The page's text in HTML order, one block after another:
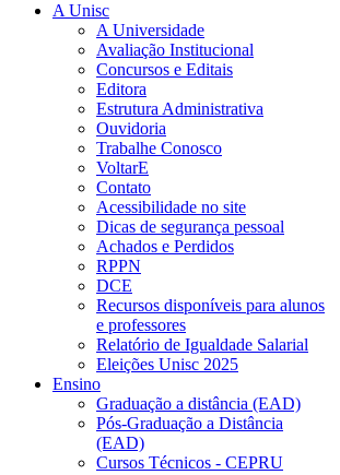
A Unisc
A Universidade
Avaliação Institucional
Concursos e Editais
Editora
Estrutura Administrativa
Ouvidoria
Trabalhe Conosco
VoltarE
Contato
Acessibilidade no site
Dicas de segurança pessoal
Achados e Perdidos
RPPN
DCE
Recursos disponíveis para alunos
e professores
Relatório de Igualdade Salarial
Eleições Unisc 2025
Ensino
Graduação a distância (EAD)
Pós-Graduação a Distância
(EAD)
Cursos Técnicos - CEPRU